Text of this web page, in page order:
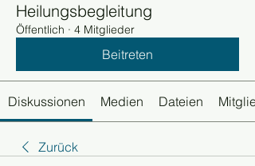
Heilungsbegleitung
Öffentlich · 4 Mitglieder
Beitreten
Diskussionen Medien Dateien
Zurück